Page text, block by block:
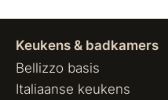
Keukens & badkamers
Bellizzo basis
Italiaanse keukens